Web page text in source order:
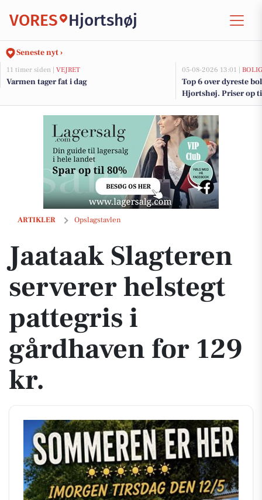
VORES Hjortshøj
Seneste nyt ›
11 timer siden | VEJRET
Varmen tager fat i dag
05-08-2026 13:01 |
Top 6 over dyreste
Hjortshøj. Priser op
ARTIKLER Opslagstavlen
Jaataak Slagteren serverer helstegt pattegris i gårdhaven for 129 kr.
Jaataak Slagteren
serverer helstegt
pattegris i
gårdhaven for 129
kr.